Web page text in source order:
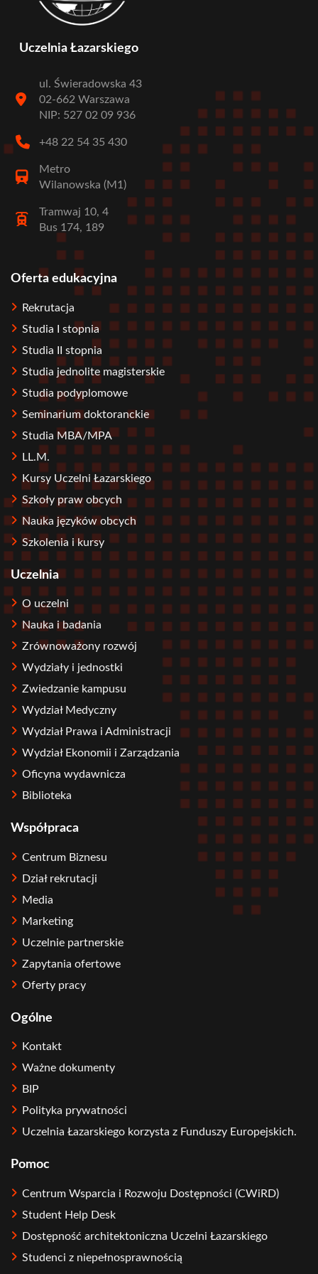
Uczelnia Łazarskiego
ul. Świeradowska 43
02-662 Warszawa
NIP: 527 02 09 936
+48 22 54 35 430
Metro
Wilanowska (M1)
Tramwaj 10, 4
Bus 174, 189
Stopka
Oferta edukacyjna
Rekrutacja
Studia I stopnia
Studia II stopnia
Studia jednolite magisterskie
Studia podyplomowe
Seminarium doktoranckie
Studia MBA/MPA
LL.M.
Kursy Uczelni Łazarskiego
Szkoły praw obcych
Nauka języków obcych
Szkolenia i kursy
Uczelnia
O uczelni
Nauka i badania
Zrównoważony rozwój
Wydziały i jednostki
Zwiedzanie kampusu
Wydział Medyczny
Wydział Prawa i Administracji
Wydział Ekonomii i Zarządzania
Oficyna wydawnicza
Biblioteka
Współpraca
Centrum Biznesu
Dział rekrutacji
Media
Marketing
Uczelnie partnerskie
Zapytania ofertowe
Oferty pracy
Ogólne
Kontakt
Ważne dokumenty
BIP
Polityka prywatności
Uczelnia Łazarskiego korzysta z Funduszy Europejskich.
Pomoc
Centrum Wsparcia i Rozwoju Dostępności (CWiRD)
Student Help Desk
Dostępność architektoniczna Uczelni Łazarskiego
Studenci z niepełnosprawnością